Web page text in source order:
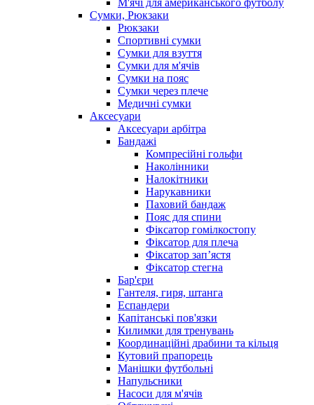
М'ячі для американського футболу
Сумки, Рюкзаки
Рюкзаки
Спортивні сумки
Сумки для взуття
Сумки для м'ячів
Сумки на пояс
Сумки через плече
Медичні сумки
Аксесуари
Аксесуари арбітра
Бандажі
Компресійні гольфи
Наколінники
Налокітники
Нарукавники
Паховий бандаж
Пояс для спини
Фіксатор гомілкостопу
Фіксатор для плеча
Фіксатор запʼястя
Фіксатор стегна
Бар'єри
Гантеля, гиря, штанга
Еспандери
Капітанські пов'язки
Килимки для тренувань
Координаційні драбини та кільця
Кутовий прапорець
Манішки футбольні
Напульсники
Насоси для м'ячів